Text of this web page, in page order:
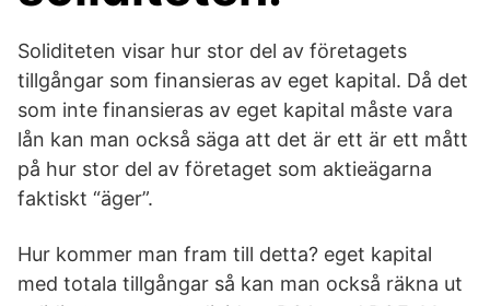
Soliditeten visar hur stor del av företagets
tillgångar som finansieras av eget kapital. Då det
som inte finansieras av eget kapital måste vara
lån kan man också säga att det är ett är ett mått
på hur stor del av företaget som aktieägarna
faktiskt “äger”.
Hur kommer man fram till detta? eget kapital
med totala tillgångar så kan man också räkna ut